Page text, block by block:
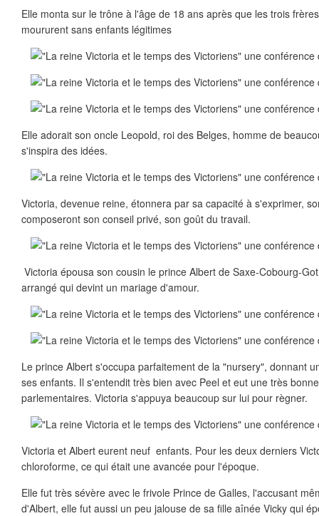
Elle monta sur le trône à l'âge de 18 ans après que les trois
moururent sans enfants légitimes
Elle adorait son oncle Leopold, roi des Belges, homme de
s'inspira des idées.
Victoria, devenue reine, étonnera par sa capacité à s'exprimer,
composeront son conseil privé, son goût du travail.
Victoria épousa son cousin le prince Albert de Saxe-Cobourg-
arrangé qui devint un mariage d'amour.
Le prince Albert s'occupa parfaitement de la "nursery", donnant
ses enfants. Il s'entendit très bien avec Peel et eut une très
parlementaires. Victoria s'appuya beaucoup sur lui pour règner.
Victoria et Albert eurent neuf enfants. Pour les deux derniers
chloroforme, ce qui était une avancée pour l'époque.
Elle fut très sévère avec le frivole Prince de Galles, l'accusant
d'Albert, elle fut aussi un peu jalouse de sa fille aînée Vicky qui